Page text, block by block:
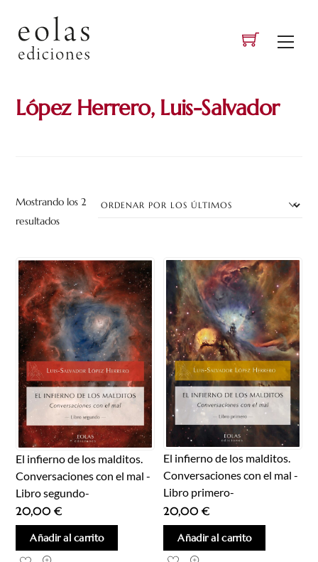
content
López Herrero, Luis-Salvador
Mostrando los 2
resultadosOrdenado
los
últimos
El infierno de los malditos.
Conversaciones con el mal -
Libro segundo-
20,00€
Añadir al carrito
El infierno de los malditos.
Conversaciones con el mal -
Libro primero-
20,00€
Añadir al carrito